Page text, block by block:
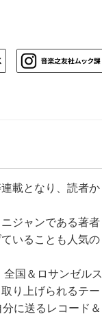
載となり、読者か
ジャンである著者
いることも人気の
国＆ロサンゼルス
り上げられるテー
に送るレコード＆